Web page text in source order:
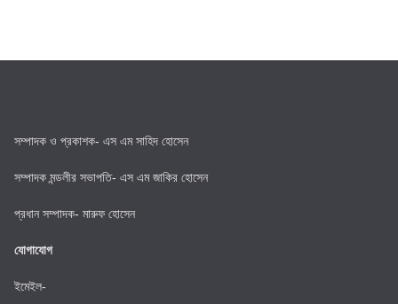
সম্পাদক ও প্রকাশক- এস এম সাহিদ হোসেন
সম্পাদক মন্ডলীর সভাপতি- এস এম জাকির হোসেন
প্রধান সম্পাদক- মারুফ হোসেন
যোগাযোগ
ইমেইল-